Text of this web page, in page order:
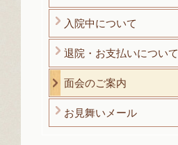
入院中について
退院・お支払いについて
面会のご案内
お見舞いメール